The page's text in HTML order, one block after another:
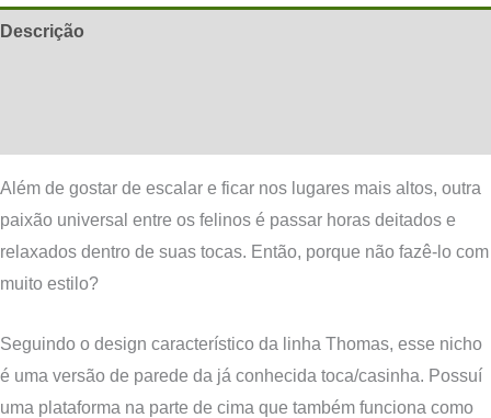
Thomas
Descrição
Além de gostar de escalar e ficar nos lugares mais altos, outra
paixão universal entre os felinos é passar horas deitados e
relaxados dentro de suas tocas. Então, porque não fazê-lo com
muito estilo?
Seguindo o design característico da linha Thomas, esse nicho
é uma versão de parede da já conhecida toca/casinha. Possuí
uma plataforma na parte de cima que também funciona como